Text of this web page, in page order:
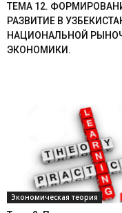
ТЕМА 12.
РАЗВИТИЕ В
НАЦИОНАЛЬНОЙ
ЭКОНОМИКИ.
Экономическая теория